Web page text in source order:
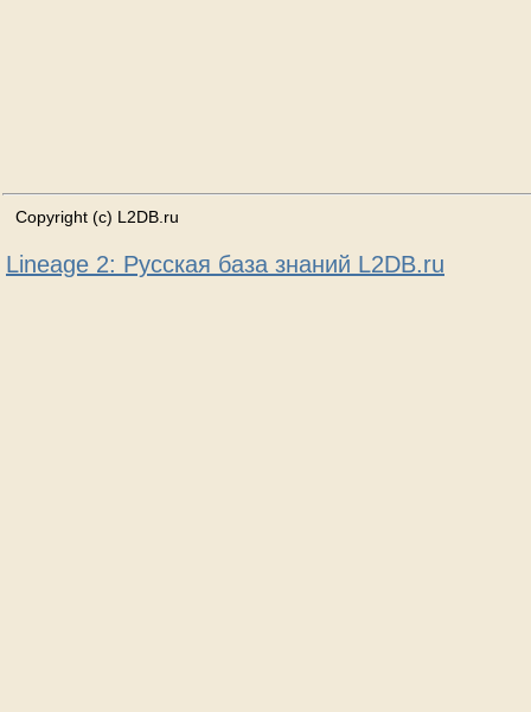
Copyright (c) L2DB.ru
Lineage 2: Русская база знаний L2DB.ru